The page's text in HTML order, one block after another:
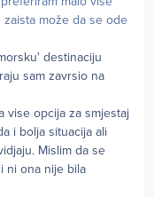
može da se ode
destinaciju
sam zavrsio na
vise opcija za smjestaj
i bolja situacija ali
Mislim da se
ni ona nije bila